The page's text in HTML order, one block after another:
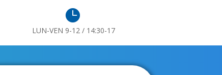

LUN-VEN 9-12 / 14:30-17